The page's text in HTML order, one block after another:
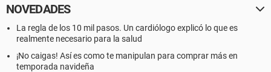
NOVEDADES
La regla de los 10 mil pasos. Un cardiólogo explicó lo que es
realmente necesario para la salud
¡No caigas! Así es como te manipulan para comprar más en
temporada navideña